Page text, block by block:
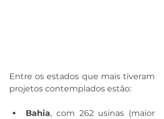
Entre os estados que mais tiveram
projetos contemplados estão:
Bahia, com 262 usinas (maior